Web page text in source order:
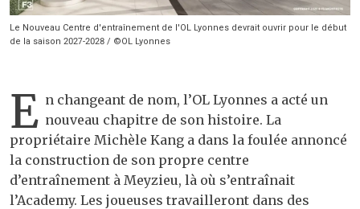
Le Nouveau Centre d'entraînement de l'OL Lyonnes devrait ouvrir pour le début
de la saison 2027-2028 / ©OL Lyonnes
E n changeant de nom, l’OL Lyonnes a acté un
nouveau chapitre de son histoire. La
propriétaire Michèle Kang a dans la foulée annoncé
la construction de son propre centre
d’entraînement à Meyzieu, là où s’entraînait
l’Academy. Les joueuses travailleront dans des